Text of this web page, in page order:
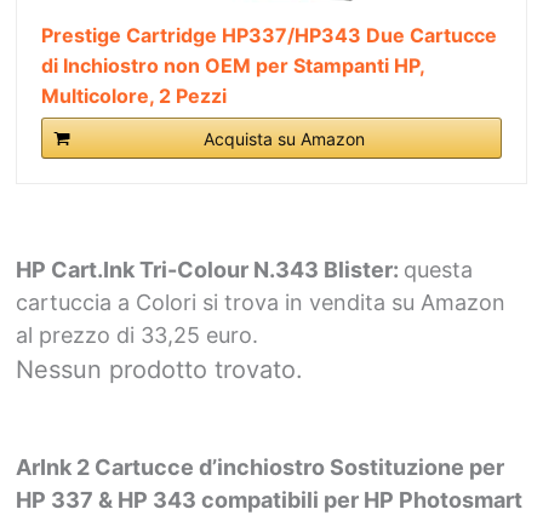
Prestige Cartridge HP337/HP343 Due Cartucce
di Inchiostro non OEM per Stampanti HP,
Multicolore, 2 Pezzi
Acquista su Amazon
HP Cart.Ink Tri-Colour N.343 Blister: questa
cartuccia a Colori si trova in vendita su Amazon
al prezzo di 33,25 euro.
Nessun prodotto trovato.
ArInk 2 Cartucce d’inchiostro Sostituzione per
HP 337 & HP 343 compatibili per HP Photosmart